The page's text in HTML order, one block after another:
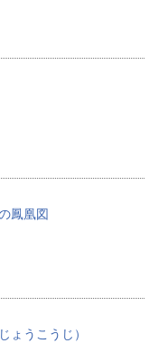
鳳凰図
うこうじ）